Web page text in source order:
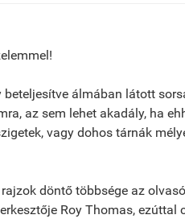
álmában látott
az sem lehet akadály, ha
vagy dohos tárnák
döntő többsége az
Roy Thomas, ezúttal